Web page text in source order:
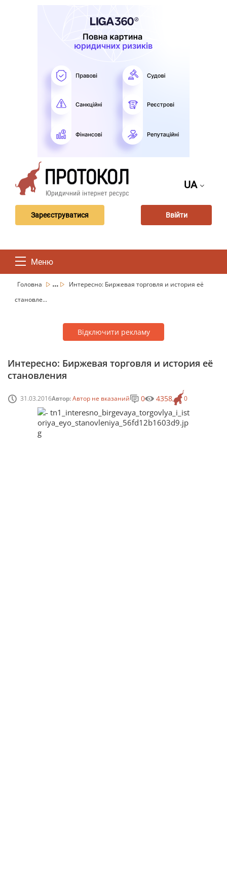
UA
Зареєструватися Ввійти
Меню
Головна ...
Интересно: Биржевая торговля и история её
становле...
Відключити рекламу
Интересно: Биржевая торговля и история её
становления
31.03.2016Автор:Автор не вказаний 0
0 4358